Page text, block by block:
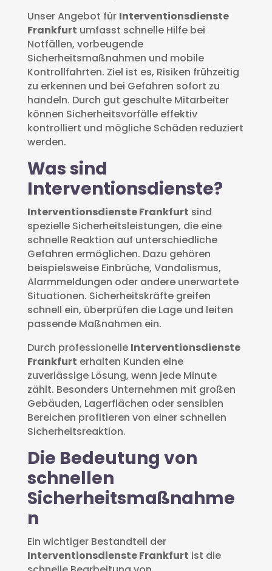
Unser Angebot für Interventionsdienste
Frankfurt umfasst schnelle Hilfe bei
Notfällen, vorbeugende
Sicherheitsmaßnahmen und mobile
Kontrollfahrten. Ziel ist es, Risiken frühzeitig
zu erkennen und bei Gefahren sofort zu
handeln. Durch gut geschulte Mitarbeiter
können Sicherheitsvorfälle effektiv
kontrolliert und mögliche Schäden reduziert
werden.
Was sind
Interventionsdienste?
Interventionsdienste Frankfurt sind
spezielle Sicherheitsleistungen, die eine
schnelle Reaktion auf unterschiedliche
Gefahren ermöglichen. Dazu gehören
beispielsweise Einbrüche, Vandalismus,
Alarmmeldungen oder andere unerwartete
Situationen. Sicherheitskräfte greifen
schnell ein, überprüfen die Lage und leiten
passende Maßnahmen ein.
Durch professionelle Interventionsdienste
Frankfurt erhalten Kunden eine
zuverlässige Lösung, wenn jede Minute
zählt. Besonders Unternehmen mit großen
Gebäuden, Lagerflächen oder sensiblen
Bereichen profitieren von einer schnellen
Sicherheitsreaktion.
Die Bedeutung von
schnellen
Sicherheitsmaßnahme
n
Ein wichtiger Bestandteil der
Interventionsdienste Frankfurt ist die